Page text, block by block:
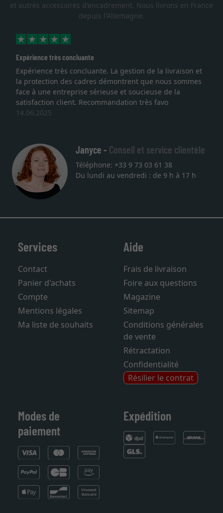
et autres accessoires d'encadrement. Nous livrons en France
depuis l'Allemagne.
Expérience très concluante
Expérience très concluante. La gestion de la livraison et
la protection des cadres démontrent que nous sommes
face à une entreprise sérieuse et soucieuse de la
satisfaction client. Recommandation très favo
14.06.2025
Janyce - Conseil et service clientèle
Téléphone: +33 9 73 03 61 38
Du lundi au vendredi : de 9 h à 17 h
Services
Contact
Panier d'achats
Compte
Mentions légales
Ma liste de souhaits
Aide
Frais de livraison
Foire aux questions
Magazine
Sitemap
Conditions générales
de vente
Rétractation
Confidentialité
Résilier le contrat
Modes de
paiement
Expédition